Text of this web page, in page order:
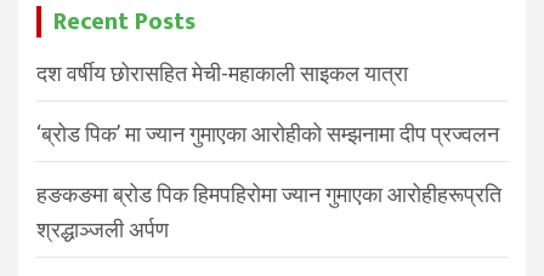
Recent Posts
दश वर्षीय छोरासहित मेची-महाकाली साइकल यात्रा
‘ब्रोड पिक’ मा ज्यान गुमाएका आरोहीको सम्झनामा दीप प्रज्वलन
हङकङमा ब्रोड पिक हिमपहिरोमा ज्यान गुमाएका आरोहीहरूप्रति
श्रद्धाञ्जली अर्पण